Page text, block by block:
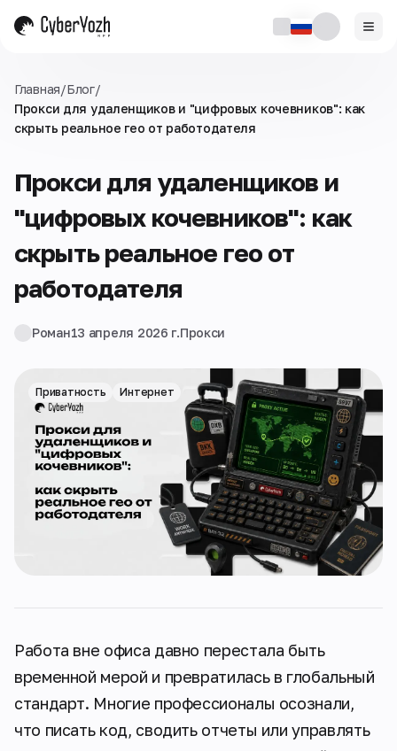
Главная/Блог/
Прокси для удаленщиков и "цифровых кочевников": как
скрыть реальное гео от работодателя
Прокси для удаленщиков и
"цифровых кочевников": как
скрыть реальное гео от
работодателя
Роман13 апреля 2026 г.Прокси
Приватность Интернет
Работа вне офиса давно перестала быть
временной мерой и превратилась в глобальный
стандарт. Многие профессионалы осознали,
что писать код, сводить отчеты или управлять